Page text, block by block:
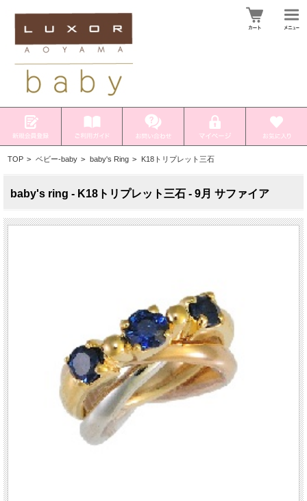
TOP > ベビー-baby > baby's Ring > K18トリプレット三石
baby's ring - K18トリプレット三石 - 9月 サファイア